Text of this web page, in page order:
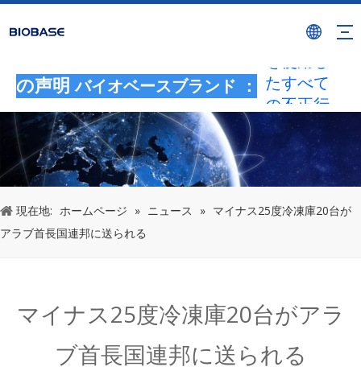
の声明バイオベースブランド ：
ブランド
たすべて
の不正行
為は、違
法な侵害
とみなさ
れます。
BIOBASE
現在地: ホームページ » ニュース » マイナス25度冷凍庫20台が
アラブ首長国連邦に送られる
マイナス25度冷凍庫20台がアラ
ブ首長国連邦に送られる